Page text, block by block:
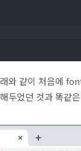
와 같이 처음에
두었던 것과 똑같